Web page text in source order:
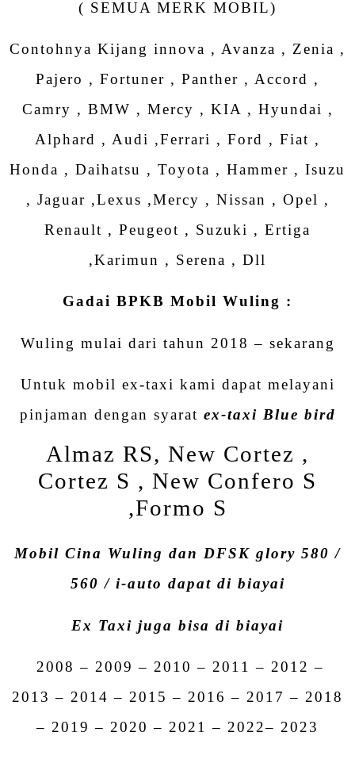
( SEMUA MERK MOBIL)
Contohnya Kijang innova , Avanza , Zenia ,
Pajero , Fortuner , Panther , Accord ,
Camry , BMW , Mercy , KIA , Hyundai ,
Alphard , Audi ,Ferrari , Ford , Fiat ,
Honda , Daihatsu , Toyota , Hammer , Isuzu
, Jaguar ,Lexus ,Mercy , Nissan , Opel ,
Renault , Peugeot , Suzuki , Ertiga
,Karimun , Serena , Dll
Gadai BPKB Mobil Wuling :
Wuling mulai dari tahun 2018 – sekarang
Untuk mobil ex-taxi kami dapat melayani
pinjaman dengan syarat ex-taxi Blue bird
Almaz RS, New Cortez ,
Cortez S , New Confero S
,Formo S
Mobil Cina Wuling dan DFSK glory 580 /
560 / i-auto dapat di biayai
Ex Taxi juga bisa di biayai
2008 – 2009 – 2010 – 2011 – 2012 –
2013 – 2014 – 2015 – 2016 – 2017 – 2018
– 2019 – 2020 – 2021 – 2022– 2023